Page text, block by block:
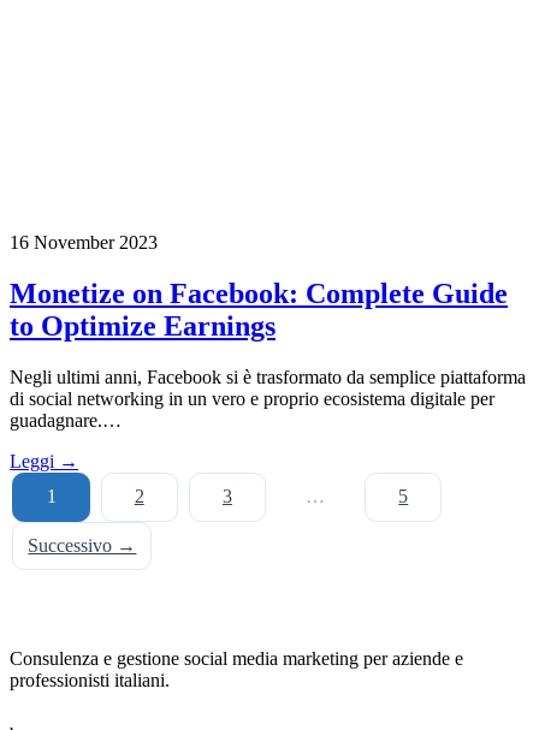
16 November 2023
Monetize on Facebook: Complete Guide
to Optimize Earnings
Negli ultimi anni, Facebook si è trasformato da semplice piattaforma
di social networking in un vero e proprio ecosistema digitale per
guadagnare.…
Leggi →
1
2 3 … 5
Successivo →
Consulenza e gestione social media marketing per aziende e
professionisti italiani.